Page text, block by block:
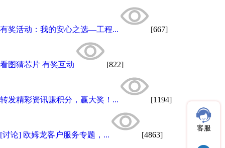
有奖活动：我的安心之选—工程... [667]
看图猜芯片 有奖互动 [822]
转发精彩资讯赚积分，赢大奖！... [1194]
[讨论] 欧姆龙客户服务专题，... [4863]
客服